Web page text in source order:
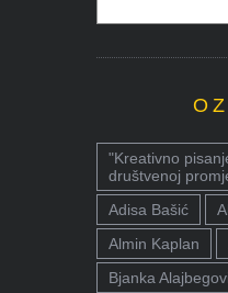
"Kreativno
društvenoj
Adisa Bašić
Almin Kaplan
Bjanka